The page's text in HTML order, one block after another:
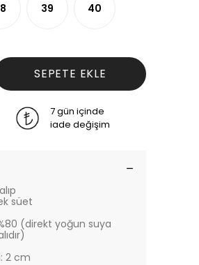
39 40
SEPETE EKLE
7 gün içinde
iade değişim
süet
(direkt yoğun suya
2 cm